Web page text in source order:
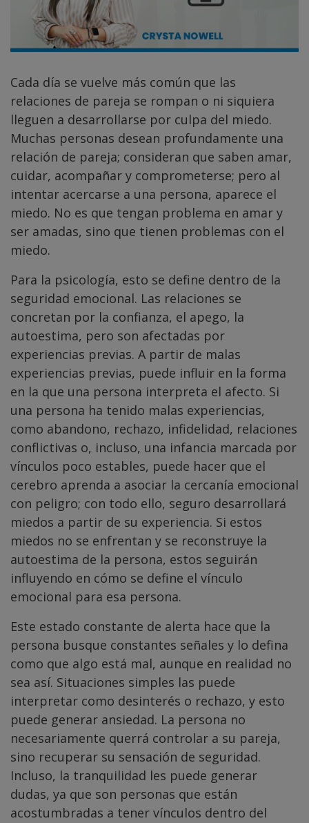
Cada día se vuelve más común que las
relaciones de pareja se rompan o ni siquiera
lleguen a desarrollarse por culpa del miedo.
Muchas personas desean profundamente una
relación de pareja; consideran que saben amar,
cuidar, acompañar y comprometerse; pero al
intentar acercarse a una persona, aparece el
miedo. No es que tengan problema en amar y
ser amadas, sino que tienen problemas con el
miedo.
Para la psicología, esto se define dentro de la
seguridad emocional. Las relaciones se
concretan por la confianza, el apego, la
autoestima, pero son afectadas por
experiencias previas. A partir de malas
experiencias previas, puede influir en la forma
en la que una persona interpreta el afecto. Si
una persona ha tenido malas experiencias,
como abandono, rechazo, infidelidad, relaciones
conflictivas o, incluso, una infancia marcada por
vínculos poco estables, puede hacer que el
cerebro aprenda a asociar la cercanía emocional
con peligro; con todo ello, seguro desarrollará
miedos a partir de su experiencia. Si estos
miedos no se enfrentan y se reconstruye la
autoestima de la persona, estos seguirán
influyendo en cómo se define el vínculo
emocional para esa persona.
Este estado constante de alerta hace que la
persona busque constantes señales y lo defina
como que algo está mal, aunque en realidad no
sea así. Situaciones simples las puede
interpretar como desinterés o rechazo, y esto
puede generar ansiedad. La persona no
necesariamente querrá controlar a su pareja,
sino recuperar su sensación de seguridad.
Incluso, la tranquilidad les puede generar
dudas, ya que son personas que están
acostumbradas a tener vínculos dentro del